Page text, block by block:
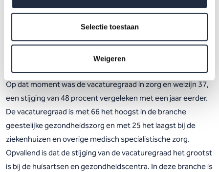
Selectie toestaan
Weigeren
huisartsen en gezondheidscentra
De vacaturegraad is het aantal openstaande vacatures per
1.000 banen van werknemers. De meest recente cijfers over
de vacaturegraad zijn die van het vierde kwartaal van 2021.
Op dat moment was de vacaturegraad in zorg en welzijn 37,
een stijging van 48 procent vergeleken met een jaar eerder.
De vacaturegraad is met 66 het hoogst in de branche
geestelijke gezondheidszorg en met 25 het laagst bij de
ziekenhuizen en overige medisch specialistische zorg.
Opvallend is dat de stijging van de vacaturegraad het grootst
is bij de huisartsen en gezondheidscentra. In deze branche is